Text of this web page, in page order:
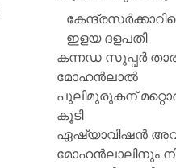
ഇളയ ദളപതി
കന്നഡ സൂപ്പര്‍
മോഹന്‍ലാല്‍
പുലിമുരുകന്
കൂടി
ഏഷ്യാവിഷന്‍
മോഹന്‍ലാലിനും